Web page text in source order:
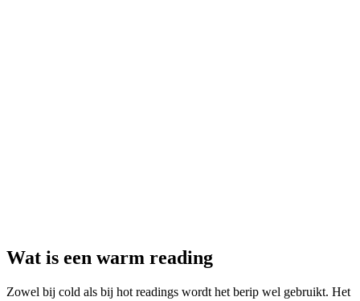
Wat is een warm reading
Zowel bij cold als bij hot readings wordt het berip wel gebruikt. Het